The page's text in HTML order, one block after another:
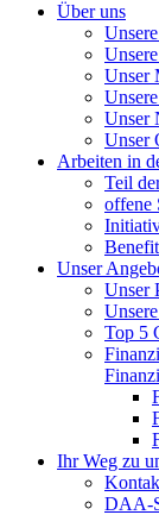
Über uns
Unser
Unser
Unser
Arbeiten in
Teil
offene
Unser
Unser
Top 5
Ihr Weg zu
DAA-